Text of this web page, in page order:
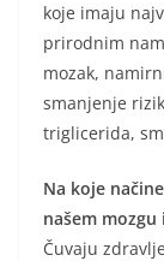
koje imaju
prirodnim
mozak,
smanjenje
triglicerida,
Na koje
našem
Čuvaju